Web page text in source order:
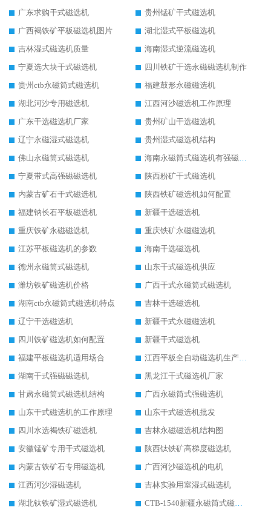
广东求购干式磁选机
贵州锰矿干式磁选机
广西褐铁矿平板磁选机图片
湖北湿式平板磁选机
吉林湿式磁选机质量
海南湿式逆流磁选机
宁夏选大块干式磁选机
四川铁矿干选永磁磁选机制作
贵州ctb永磁筒式磁选机
福建鼓形永磁磁选机
湖北河沙专用磁选机
江西河沙磁选机工作原理
广东干选磁选机厂家
贵州矿山干选磁选机
辽宁永磁湿式磁选机
贵州湿式磁选机结构
佛山永磁筒式磁选机
海南永磁筒式磁选机有强磁的吗
宁夏带式高强磁磁选机
陕西粉矿干式磁选机
内蒙古矿石干式磁选机
陕西铁矿磁选机如何配置
福建钠长石平板磁选机
新疆干选磁选机
重庆铁矿永磁磁选机
重庆铁矿永磁磁选机
江苏平板磁选机的参数
海南干选磁选机
德州永磁筒式磁选机
山东干式磁选机供应
潍坊铁矿磁选机价格
广西干式永磁筒式磁选机
湖南ctb永磁筒式磁选机特点
吉林干选磁选机
辽宁干选磁选机
新疆干式永磁磁选机
四川铁矿磁选机如何配置
新疆干式磁选机
福建平板磁选机适用场合
江西平板全自动磁选机生产厂家
湖南干式强磁磁选机
黑龙江干式磁选机厂家
甘肃永磁筒式磁选机结构
广西永磁筒式强磁选机
山东干式磁选机的工作原理
山东干式磁选机批发
四川水选褐铁矿磁选机
吉林永磁磁选机结构图
安徽锰矿专用干式磁选机
陕西钛铁矿高梯度磁选机
内蒙古铁矿石专用磁选机
广西河沙磁选机的电机
江西河沙湿磁选机
吉林实验用室湿式磁选机
湖北钛铁矿湿式磁选机
CTB-1540新疆永磁筒式磁选机